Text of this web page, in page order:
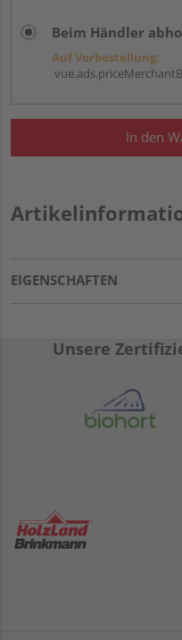
Beim Händler
Auf Vorbestellung:
In den
EIGENSCHAFTEN
Unsere